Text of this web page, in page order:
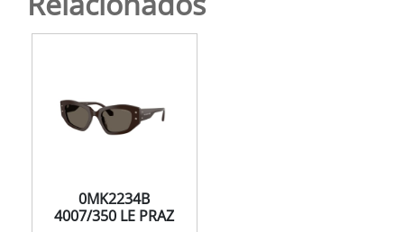
0MK2234B
4007/350 LE PRAZ